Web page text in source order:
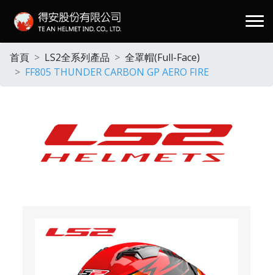
首頁 LS2全系列產品
全罩帽(Full-Face)
FF805 THUNDER CARBON GP AERO FIRE